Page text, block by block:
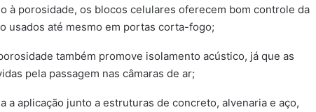
à porosidade, os blocos celulares oferecem bom controle da
usados até mesmo em portas corta-fogo;
também promove isolamento acústico, já que as
pela passagem nas câmaras de ar;
a aplicação junto a estruturas de concreto, alvenaria e aço,